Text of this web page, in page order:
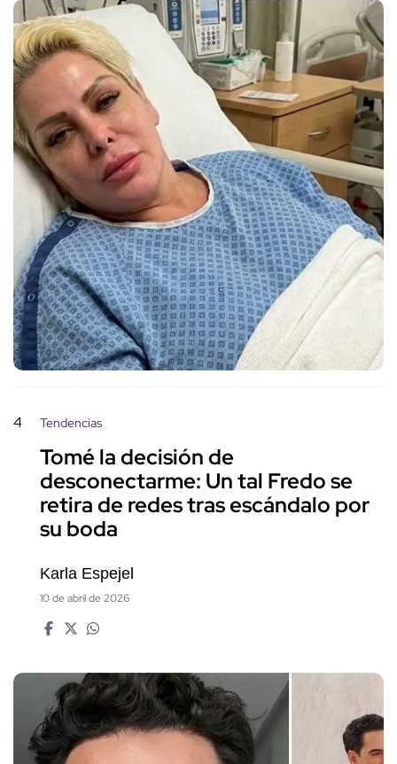
4 Tendencias
Tomé la decisión de
desconectarme: Un tal Fredo se
retira de redes tras escándalo por
su boda
Karla Espejel
10 de abril de 2026